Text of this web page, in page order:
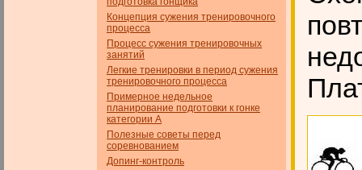
Концепция сужения тренировочного
процесса
Процесс сужения тренировочных
занятий
Легкие тренировки в период сужения
тренировочного процесса
Примерное недельное
планирование подготовки к гонке
категории А
Полезные советы перед
соревнованием
Допинг-контроль